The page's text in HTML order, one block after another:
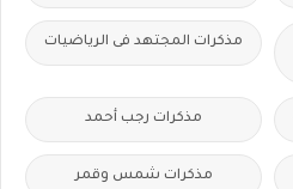
مذكرات المجتهد فى الرياضيات
مذكرات رجب أحمد
مذكرات شمس وقمر